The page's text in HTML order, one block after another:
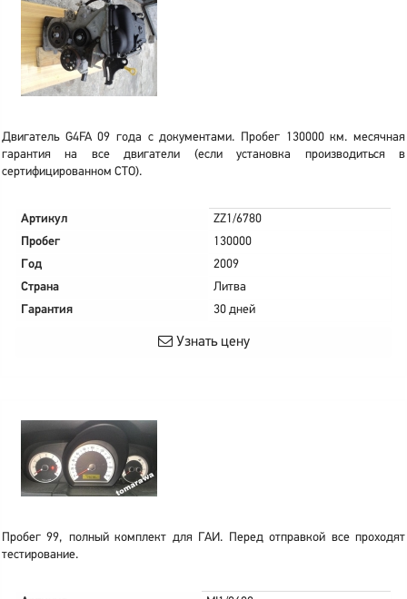
Двигатель G4FA 09 года с документами. Пробег 130000 км. месячная
гарантия на все двигатели (если установка производиться в
сертифицированном СТО).
Артикул
ZZ1/6780
Пробег
130000
Год
2009
Страна
Литва
Гарантия
30 дней
Узнать цену
Пробег 99, полный комплект для ГАИ. Перед отправкой все проходят
тестирование.